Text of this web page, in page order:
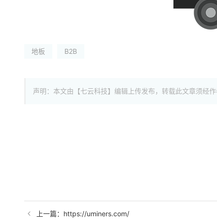
地板 B2B
声明：本文由【七云科技】编辑上传发布，转载此文章须经
上一篇：https://uminers.com/